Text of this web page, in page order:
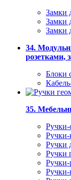
Замки
Замки
Замки
34.
розетками,
Блоки
35.
Ручки-
Ручки
Ручки
Ручки-
Ручки-